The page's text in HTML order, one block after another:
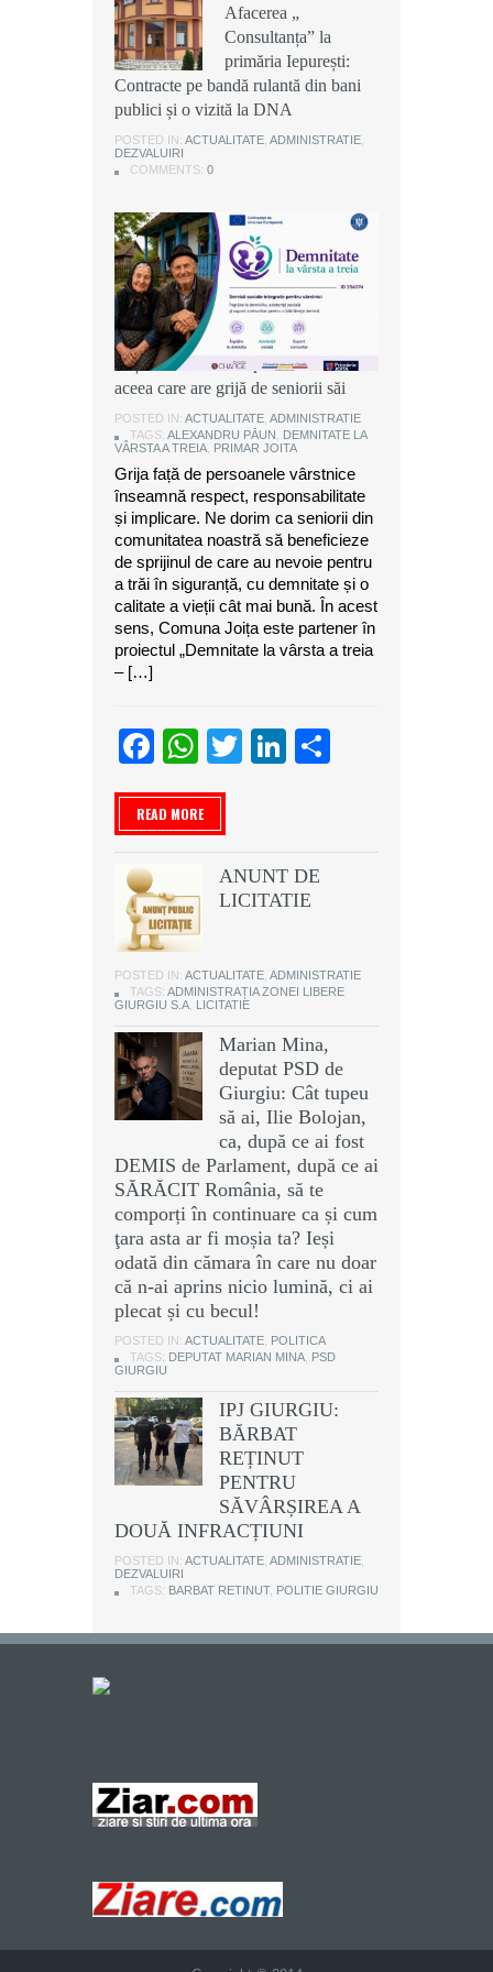
Afacerea „
Consultanța” la
primăria Iepurești:
Contracte pe bandă rulantă din bani
publici și o vizită la DNA
POSTED IN: ACTUALITATE ADMINISTRATIE
DEZVALUIRI
COMMENTS: 0
Afacerea „
Consultanța” la
primăria Iepurești:
Contracte pe bandă rulantă din bani
publici și o vizită la DNA
POSTED IN: ACTUALITATE ADMINISTRATIE
DEZVALUIRI
COMMENTS: 0
Afacerea „
Consultanța” la
primăria Iepurești:
Contracte pe bandă rulantă din bani
publici și o vizită la DNA
POSTED IN: ACTUALITATE ADMINISTRATIE
DEZVALUIRI
COMMENTS: 0
Alexandru Păun, primarul comunei
Joița: O comunitate puternică este
aceea care are grijă de seniorii săi
POSTED IN: ACTUALITATE ADMINISTRATIE
TAGS: ALEXANDRU PĂUN
DEMNITATE LA
VÂRSTA A TREIA PRIMAR JOITA
Grija față de persoanele vârstnice
înseamnă respect, responsabilitate
și implicare. Ne dorim ca seniorii din
comunitatea noastră să beneficieze
de sprijinul de care au nevoie pentru
a trăi în siguranță, cu demnitate și o
calitate a vieții cât mai bună. În acest
sens, Comuna Joița este partener în
proiectul „Demnitate la vârsta a treia
– […]
Facebook
WhatsApp
TwitterLinkedIn
READ MORE
ANUNT DE
LICITATIE
POSTED IN: ACTUALITATE ADMINISTRATIE
TAGS: ADMINISTRAȚIA ZONEI LIBERE
GIURGIU S.A LICITATIE
Marian Mina,
deputat PSD de
Giurgiu: Cât tupeu
să ai, Ilie Bolojan,
ca, după ce ai fost
DEMIS de Parlament, după ce ai
SĂRĂCIT România, să te
comporți în continuare ca și cum
ţara asta ar fi moșia ta? Ieși
odată din cămara în care nu doar
că n-ai aprins nicio lumină, ci ai
plecat și cu becul!
POSTED IN: ACTUALITATE POLITICA
TAGS: DEPUTAT MARIAN MINA PSD
GIURGIU
IPJ GIURGIU:
BĂRBAT
REȚINUT
PENTRU
SĂVÂRȘIREA A
DOUĂ INFRACȚIUNI
POSTED IN: ACTUALITATE ADMINISTRATIE
DEZVALUIRI
TAGS: BARBAT RETINUT, POLITIE GIURGIU